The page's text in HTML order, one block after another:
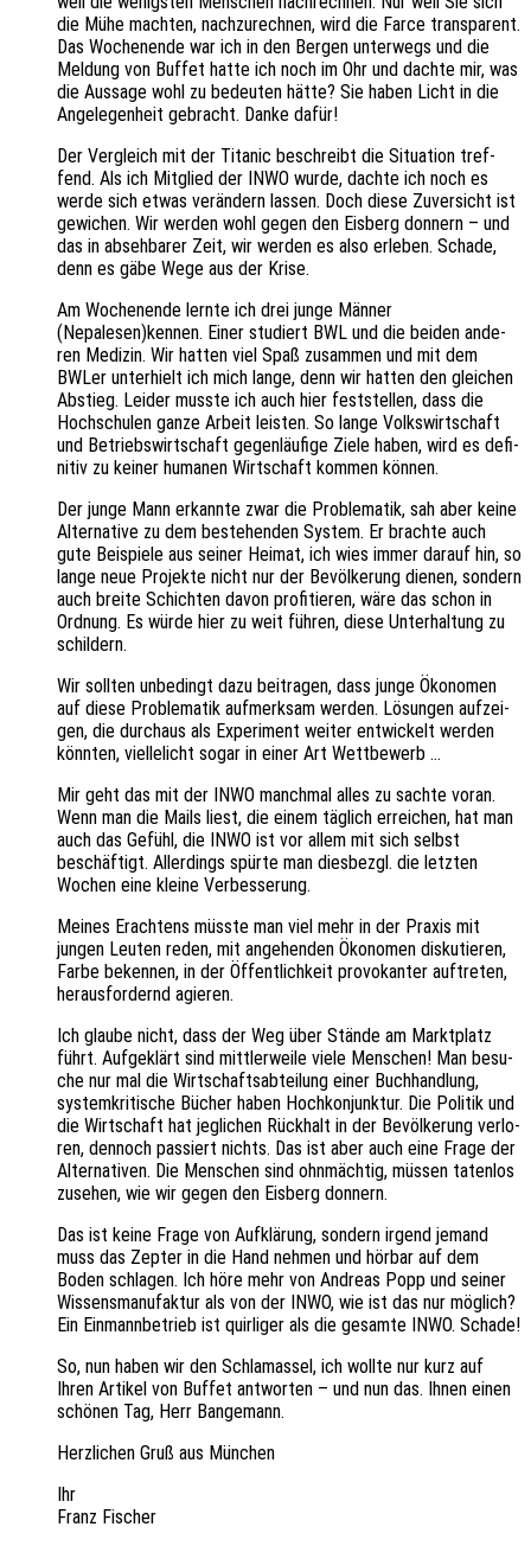
die Mühe mach­ten, nach­zu­rech­nen, wird die Farce trans­pa­rent.
Das Wochen­en­de war ich in den Bergen unter­wegs und die
Meldung von Buffet hatte ich noch im Ohr und dachte mir, was
die Aussa­ge wohl zu bedeu­ten hätte? Sie haben Licht in die
Ange­le­gen­heit gebracht. Danke dafür!
Der Vergleich mit der Tita­nic beschreibt die Situa­ti­on tref­
fend. Als ich Mitglied der INWO wurde, dachte ich noch es
werde sich etwas verän­dern lassen. Doch diese Zuver­sicht ist
gewi­chen. Wir werden wohl gegen den Eisberg donnern – und
das in abseh­ba­rer Zeit, wir werden es also erle­ben. Schade,
denn es gäbe Wege aus der Krise.
Am Wochen­en­de lernte ich drei junge Männer
(Nepalesen)kennen. Einer studiert BWL und die beiden ande­
ren Medi­zin. Wir hatten viel Spaß zusam­men und mit dem
BWLer unter­hielt ich mich lange, denn wir hatten den glei­chen
Abstieg. Leider musste ich auch hier fest­stel­len, dass die
Hoch­schu­len ganze Arbeit leis­ten. So lange Volks­wirt­schaft
und Betriebs­wirt­schaft gegen­läu­fi­ge Ziele haben, wird es defi­
ni­tiv zu keiner huma­nen Wirt­schaft kommen können.
Der junge Mann erkann­te zwar die Proble­ma­tik, sah aber keine
Alter­na­ti­ve zu dem bestehen­den System. Er brach­te auch
gute Beispie­le aus seiner Heimat, ich wies immer darauf hin, so
lange neue Projek­te nicht nur der Bevöl­ke­rung dienen, sondern
auch breite Schich­ten davon profi­tie­ren, wäre das schon in
Ordnung. Es würde hier zu weit führen, diese Unter­hal­tung zu
schildern.
Wir soll­ten unbe­dingt dazu beitra­gen, dass junge Ökono­men
auf diese Proble­ma­tik aufmerk­sam werden. Lösun­gen aufzei­
gen, die durch­aus als Expe­ri­ment weiter entwi­ckelt werden
könn­ten, viell­e­licht sogar in einer Art Wettbewerb …
Mir geht das mit der INWO manch­mal alles zu sachte voran.
Wenn man die Mails liest, die einem täglich errei­chen, hat man
auch das Gefühl, die INWO ist vor allem mit sich selbst
beschäf­tigt. Aller­dings spürte man dies­bezgl. die letz­ten
Wochen eine kleine Verbesserung.
Meines Erach­tens müsste man viel mehr in der Praxis mit
jungen Leuten reden, mit ange­hen­den Ökono­men disku­tie­ren,
Farbe beken­nen, in der Öffent­lich­keit provo­kan­ter auftre­ten,
heraus­for­dernd agieren.
Ich glaube nicht, dass der Weg über Stände am Markt­platz
führt. Aufge­klärt sind mitt­ler­wei­le viele Menschen! Man besu­
che nur mal die Wirt­schafts­ab­tei­lung einer Buch­hand­lung,
system­kri­ti­sche Bücher haben Hoch­kon­junk­tur. Die Poli­tik und
die Wirt­schaft hat jegli­chen Rück­halt in der Bevöl­ke­rung verlo­
ren, dennoch passiert nichts. Das ist aber auch eine Frage der
Alter­na­ti­ven. Die Menschen sind ohnmäch­tig, müssen taten­los
zuse­hen, wie wir gegen den Eisberg donnern.
Das ist keine Frage von Aufklä­rung, sondern irgend jemand
muss das Zepter in die Hand nehmen und hörbar auf dem
Boden schla­gen. Ich höre mehr von Andre­as Popp und seiner
Wissens­ma­nu­fak­tur als von der INWO, wie ist das nur möglich?
Ein Einmann­be­trieb ist quir­li­ger als die gesam­te INWO. Schade!
So, nun haben wir den Schla­mas­sel, ich wollte nur kurz auf
Ihren Arti­kel von Buffet antwor­ten – und nun das. Ihnen einen
schö­nen Tag, Herr Bangemann.
Herz­li­chen Gruß aus München
Ihr
Franz Fischer